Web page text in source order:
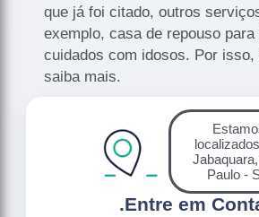
que já foi citado, outros
exemplo, casa de repouso para
cuidados com idosos. Por
saiba mais.
.Entre em
Paulo -